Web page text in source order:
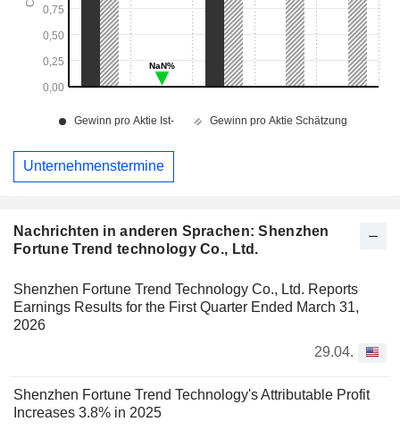
Nachrichten in anderen Sprachen: Shenzhen
Fortune Trend technology Co., Ltd.
Shenzhen Fortune Trend Technology Co., Ltd. Reports
Earnings Results for the First Quarter Ended March 31,
2026
29.04.
Shenzhen Fortune Trend Technology's Attributable Profit
Increases 3.8% in 2025
Unternehmenstermine